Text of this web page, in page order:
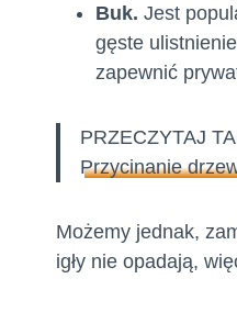
Buk. Jest
gęste
zapewnić
PRZECZYTAJ
Przycinanie
Możemy jednak,
igły nie opadają,